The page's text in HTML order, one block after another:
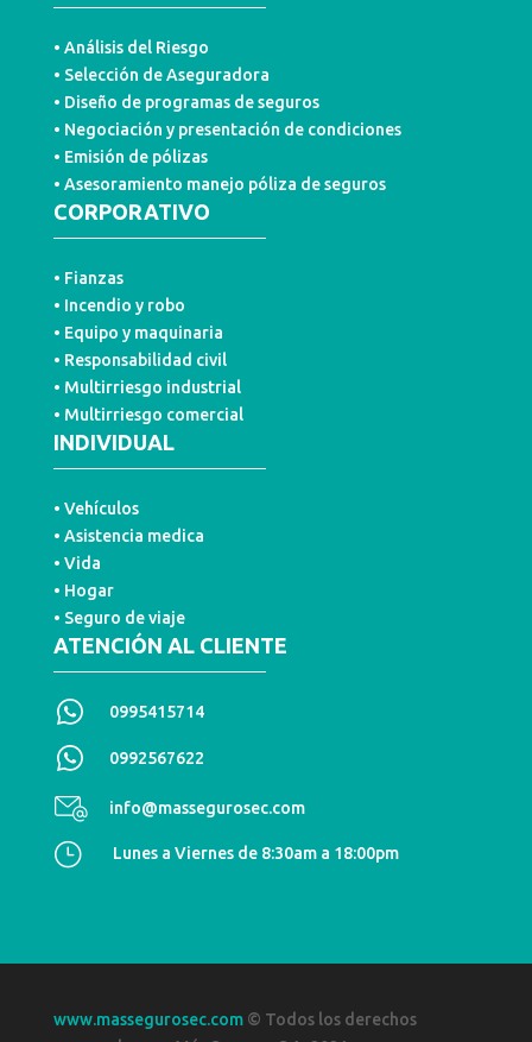
• Análisis del Riesgo
• Selección de Aseguradora
• Diseño de programas de seguros
• Negociación y presentación de condiciones
• Emisión de pólizas
• Asesoramiento manejo póliza de seguros
CORPORATIVO
• Fianzas
• Incendio y robo
• Equipo y maquinaria
• Responsabilidad civil
• Multirriesgo industrial
• Multirriesgo comercial
INDIVIDUAL
• Vehículos
• Asistencia medica
• Vida
• Hogar
• Seguro de viaje
ATENCIÓN AL CLIENTE
0995415714
0992567622
info@massegurosec.com
} Lunes a Viernes de 8:30am a 18:00pm
www.massegurosec.com© Todos los derechos